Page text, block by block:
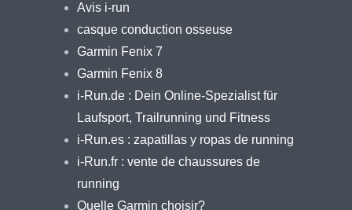
Avis i-run
casque conduction osseuse
Garmin Fenix 7
Garmin Fenix 8
i-Run.de : Dein Online-Spezialist für
Laufsport, Trailrunning und Fitness
i-Run.es : zapatillas y ropas de running
i-Run.fr : vente de chaussures de
running
Quelle Garmin choisir?